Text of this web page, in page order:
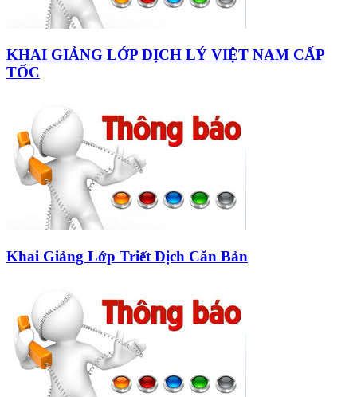
KHAI GIẢNG LỚP DỊCH LÝ VIỆT NAM CẤP
TỐC
Khai Giảng Lớp Triết Dịch Căn Bản